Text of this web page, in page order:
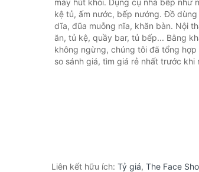
máy hút khói. Dụng cụ nhà bếp như
kệ tủ, ấm nước, bếp nướng. Đồ
dĩa, đũa muỗng nĩa, khăn bàn. Nội
ăn, tủ kệ, quầy bar, tủ bếp... Bằng
không ngừng, chúng tôi đã tổng
so sánh giá, tìm giá rẻ nhất trước khi
Liên kết hữu ích: Tỷ giá, The Face